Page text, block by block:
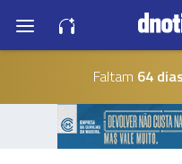
Faltam 64 dias